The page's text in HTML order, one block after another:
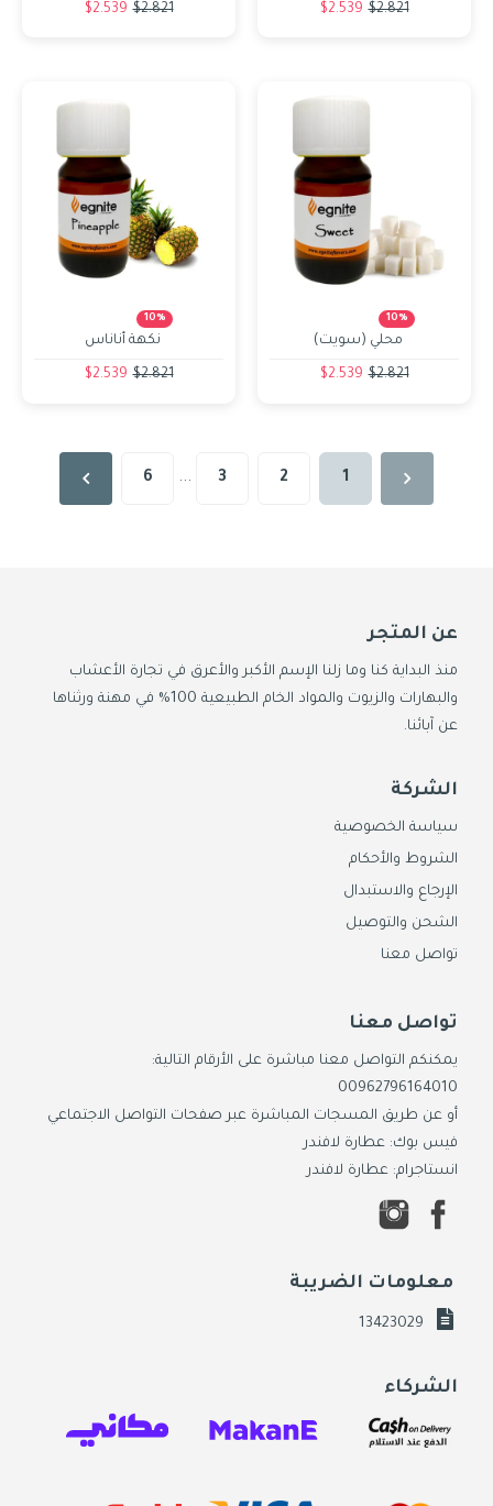
$2.821
$2.539
$2.821
$2.539
10%
محلي (سويت)
$2.821
$2.539
10%
نكهة أناناس
$2.821
$2.539
1
2
3
...
6
عن المتجر
منذ البداية كنا وما زلنا الإسم الأكبر والأعرق في تجارة الأعشاب
والبهارات والزيوت والمواد الخام الطبيعية 100% في مهنة ورثناها
عن آبائنا.
الشركة
سياسة الخصوصية
الشروط والأحكام
الإرجاع والاستبدال
الشحن والتوصيل
تواصل معنا
تواصل معنا
يمكنكم التواصل معنا مباشرة على الأرقام التالية:
00962796164010
أو عن طريق المسجات المباشرة عبر صفحات التواصل الاجتماعي
فيس بوك: عطارة لافندر
انستاجرام: عطارة لافندر
معلومات الضريبة
13423029
الشركاء